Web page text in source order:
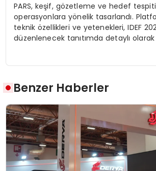
PARS, keşif, gözetleme ve hedef
operasyonlara yönelik tasarlandı.
teknik özellikleri ve yetenekleri, IDEF
düzenlenecek tanıtımda detaylı olarak
Benzer Haberler